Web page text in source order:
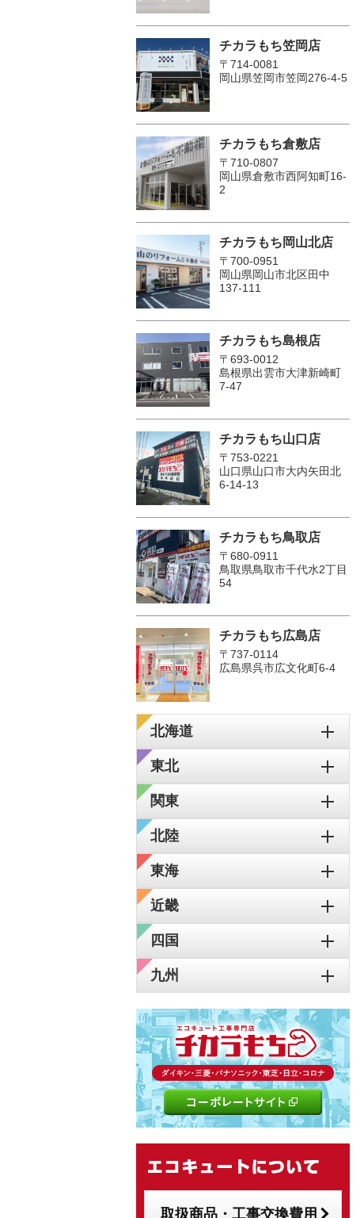
チカラもち笠岡店
〒714-0081
岡山県笠岡市笠岡276-4-5
チカラもち倉敷店
〒710-0807
岡山県倉敷市西阿知町16-
2
チカラもち岡山北店
〒700-0951
岡山県岡山市北区田中
137-111
チカラもち島根店
〒693-0012
島根県出雲市大津新崎町
7-47
チカラもち山口店
〒753-0221
山口県山口市大内矢田北
6-14-13
チカラもち鳥取店
〒680-0911
鳥取県鳥取市千代水2丁目
54
チカラもち広島店
〒737-0114
広島県呉市広文化町6-4
北海道
東北
関東
北陸
東海
近畿
四国
九州
取扱商品・工事交換費用